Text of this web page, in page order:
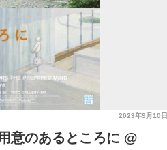
2023年9月10日
意のあるところに @